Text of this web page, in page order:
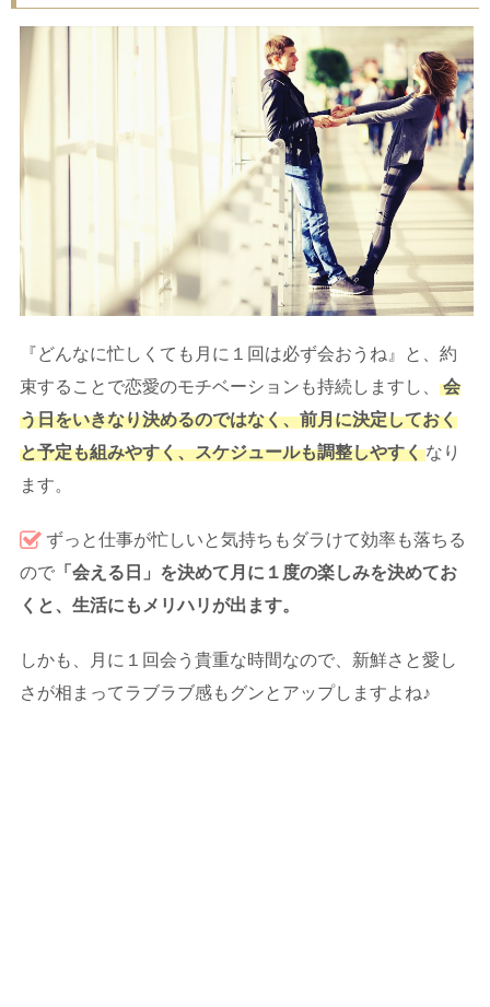
『どんなに忙しくても月に１回は必ず会おうね』と、約
束することで恋愛のモチベーションも持続しますし、
会
う日をいきなり決めるのではなく、前月に決定しておく
と予定も組みやすく、スケジュールも調整しやすく なり
ます。
ずっと仕事が忙しいと気持ちもダラけて効率も落ちる
ので 「会える日」を決めて月に１度の楽しみを決めてお
くと、生活にもメリハリが出ます。
しかも、月に１回会う貴重な時間なので、新鮮さと愛し
さが相まってラブラブ感もグンとアップしますよね♪